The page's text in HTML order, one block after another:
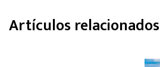
Artículos relacionados